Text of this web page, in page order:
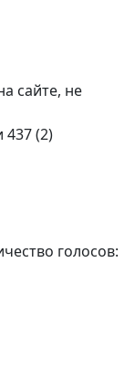
сайте, не
(2)
голосов: